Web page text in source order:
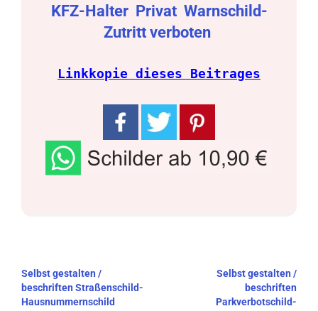
KFZ-Halter Privat Warnschild-
Zutritt verboten
Linkkopie dieses Beitrages
Beitragsnavigation
Selbst gestalten /
beschriften Straßenschild-
Hausnummernschild
Selbst gestalten /
beschriften
Parkverbotschild-